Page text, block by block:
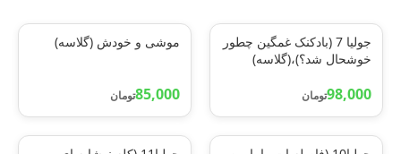
جولیا 7 (بادکنک غمگین چطور
خوشحال شد؟)،(گلاسه)
98,000تومان
موشی و خودش (گلاسه)
85,000تومان